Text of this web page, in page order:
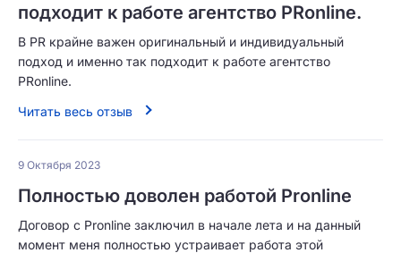
подходит к работе агентство PRonline.
В PR крайне важен оригинальный и индивидуальный
подход и именно так подходит к работе агентство
PRonline.
Читать весь отзыв
9 Октября 2023
Полностью доволен работой Pronline
Договор с Pronline заключил в начале лета и на данный
момент меня полностью устраивает работа этой